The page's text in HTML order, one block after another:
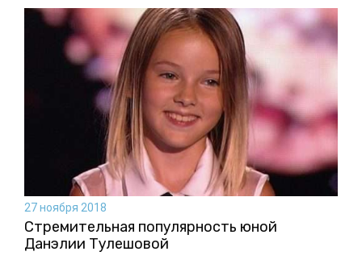
27 ноября 2018
Стремительная популярность юной
Данэлии Тулешовой